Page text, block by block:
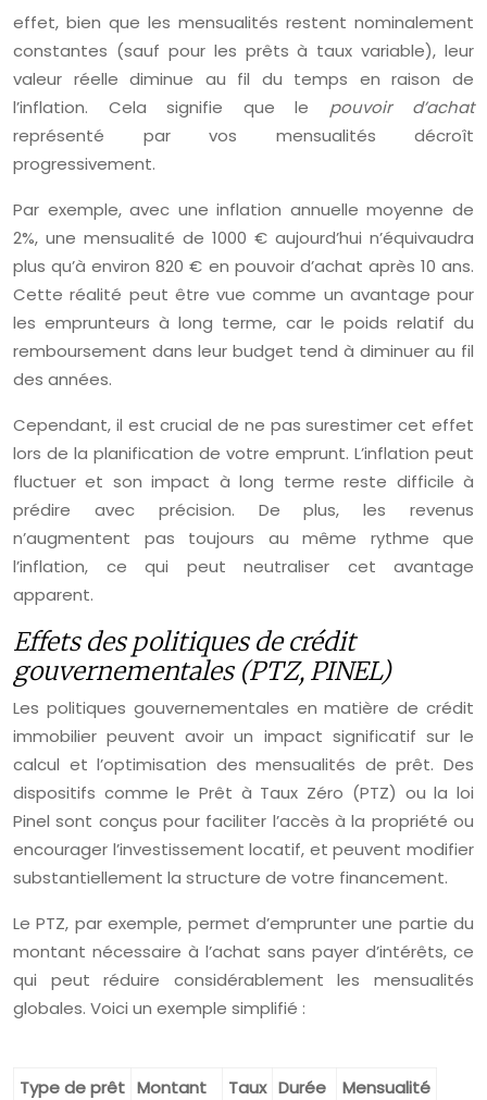
effet, bien que les mensualités restent nominalement
constantes (sauf pour les prêts à taux variable), leur
valeur réelle diminue au fil du temps en raison de
l’inflation. Cela signifie que le pouvoir d’achat
représenté par vos mensualités décroît
progressivement.
Par exemple, avec une inflation annuelle moyenne de
2%, une mensualité de 1000 € aujourd’hui n’équivaudra
plus qu’à environ 820 € en pouvoir d’achat après 10 ans.
Cette réalité peut être vue comme un avantage pour
les emprunteurs à long terme, car le poids relatif du
remboursement dans leur budget tend à diminuer au fil
des années.
Cependant, il est crucial de ne pas surestimer cet effet
lors de la planification de votre emprunt. L’inflation peut
fluctuer et son impact à long terme reste difficile à
prédire avec précision. De plus, les revenus
n’augmentent pas toujours au même rythme que
l’inflation, ce qui peut neutraliser cet avantage
apparent.
Effets des politiques de crédit
gouvernementales (PTZ, PINEL)
Les politiques gouvernementales en matière de crédit
immobilier peuvent avoir un impact significatif sur le
calcul et l’optimisation des mensualités de prêt. Des
dispositifs comme le Prêt à Taux Zéro (PTZ) ou la loi
Pinel sont conçus pour faciliter l’accès à la propriété ou
encourager l’investissement locatif, et peuvent modifier
substantiellement la structure de votre financement.
Le PTZ, par exemple, permet d’emprunter une partie du
montant nécessaire à l’achat sans payer d’intérêts, ce
qui peut réduire considérablement les mensualités
globales. Voici un exemple simplifié :
Type de prêt Montant Taux Durée
Mensualité